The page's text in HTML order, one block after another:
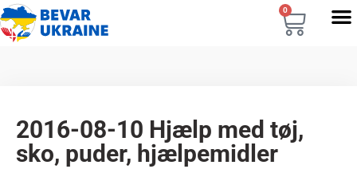
0
2016-08-10 Hjælp med tøj,
sko, puder, hjælpemidler